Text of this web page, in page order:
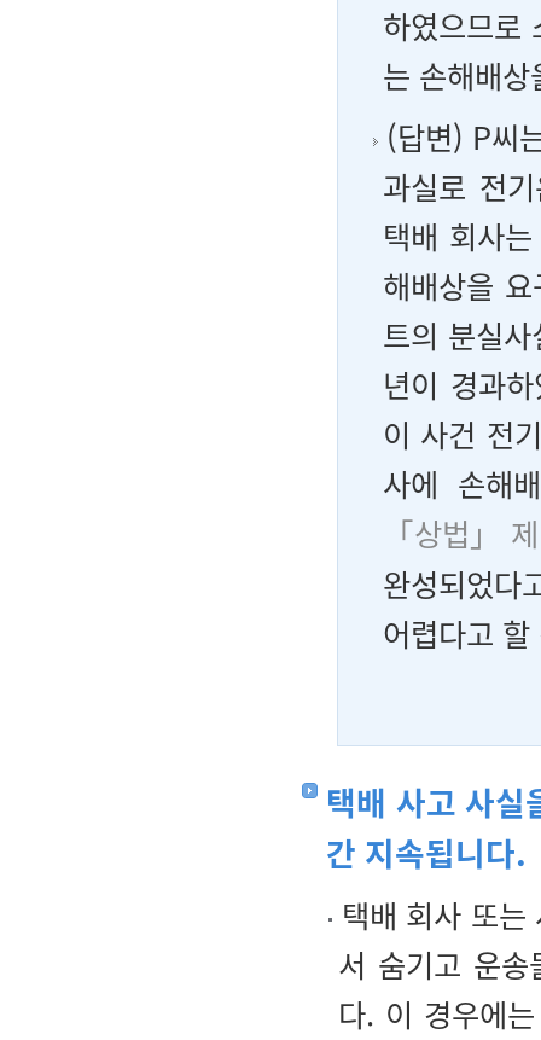
하였으므로
는 손해배
(답변) P씨
과실로 전
택배 회사
해배상을
트의 분실
년이 경과
이 사건 전
사에 손해
「상법」
완성되었다
어렵다고
택배 사고 사
간 지속됩니다.
택배 회사 또
서 숨기고 운송
다. 이 경우에